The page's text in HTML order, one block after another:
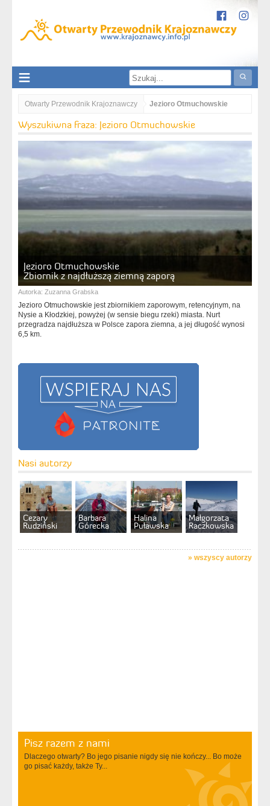
Otwarty Przewodnik Krajoznawczy Jezioro Otmuchowskie
Wyszukiwna fraza: Jezioro Otmuchowskie
Jezioro Otmuchowskie
Zbiornik z najdłuższą ziemną zaporą
Autorka: Zuzanna Grabska
Jezioro Otmuchowskie jest zbiornikiem zaporowym, retencyjnym, na
Nysie a Kłodzkiej, powyżej (w sensie biegu rzeki) miasta. Nurt
przegradza najdłuższa w Polsce zapora ziemna, a jej długość wynosi
6,5 km.
Nasi autorzy
Cezary
Rudziński
Barbara
Górecka
Halina
Puławska
Małgorzata
Raczkowska
» wszyscy autorzy
Pisz razem z nami
Dlaczego otwarty? Bo jego pisanie nigdy się nie kończy... Bo może
go pisać każdy, także Ty...